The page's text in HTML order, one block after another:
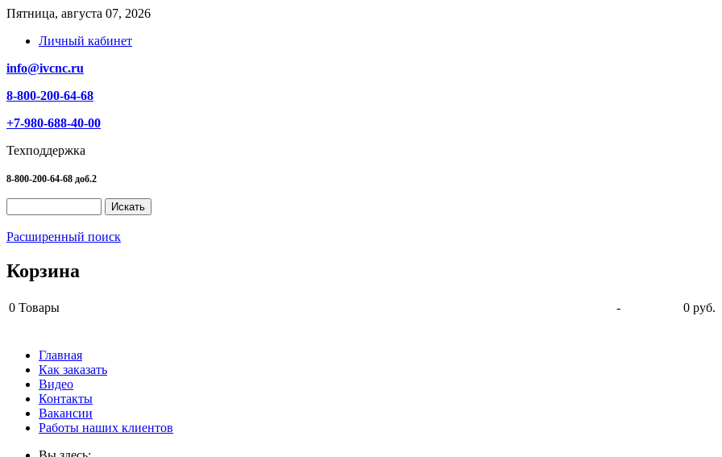
Пятница, августа 07, 2026
Личный кабинет
info@ivcnc.ru
8-800-200-64-68
+7-980-688-40-00
Техподдержка
8-800-200-64-68 доб.2
Расширенный поиск
Корзина
0 Товары -
0 руб.
Главная
Как заказать
Видео
Контакты
Вакансии
Работы наших клиентов